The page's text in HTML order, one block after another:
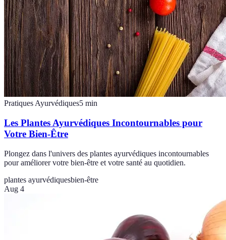
Pratiques Ayurvédiques5 min
Les Plantes Ayurvédiques Incontournables pour
Votre Bien-Être
Plongez dans l'univers des plantes ayurvédiques incontournables
pour améliorer votre bien-être et votre santé au quotidien.
plantes ayurvédiquesbien-être
Aug 4